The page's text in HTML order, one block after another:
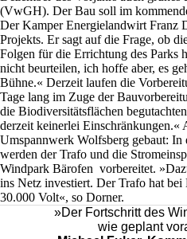
(VwGH). Der Bau soll im
Der Kamper Energielandwirt Franz
Projekts. Er sagt auf die Frage, ob
Folgen für die Errichtung des Parks
nicht beurteilen, ich hoffe aber, es
Bühne.« Derzeit laufen die
Tage lang im Zuge der
die Biodiversitätsflächen
derzeit keinerlei Einschränkungen.«
Umspannwerk Wolfsberg gebaut:
werden der Trafo und die
Windpark Bärofen vorbereitet.
ins Netz investiert. Der Trafo hat bei
30.000 Volt«, so Dorner.
»Der Fortschritt des
wie geplant